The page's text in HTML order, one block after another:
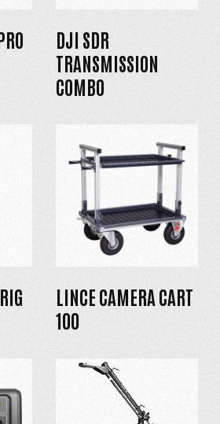
DJI SDR
TRANSMISSION
COMBO
LINCE CAMERA CART
100